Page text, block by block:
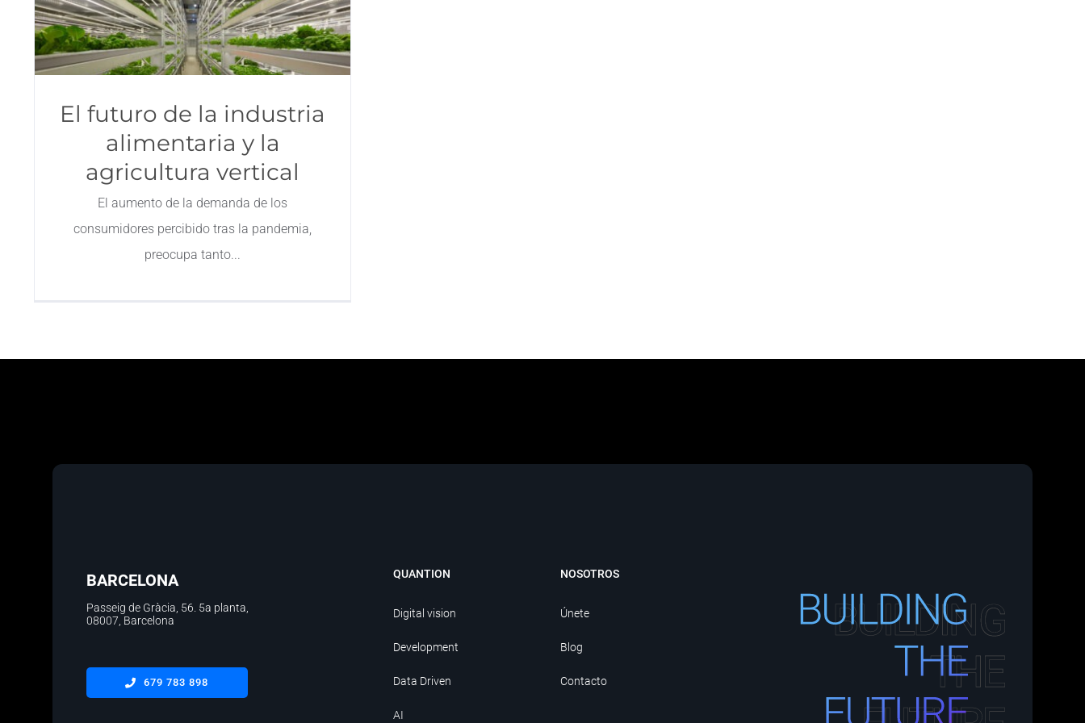
El futuro de la industria
alimentaria y la
agricultura vertical
El aumento de la demanda de los
consumidores percibido tras la pandemia,
preocupa tanto
BARCELONA
Passeig de Gràcia, 56. 5a planta
08007, Barcelona
679 783 898
QUANTION
Digital vision
Development
Data Driven
AI
NOSOTROS
Únete
Blog
Contacto